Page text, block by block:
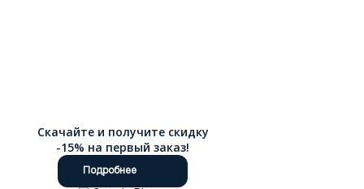
Скачайте и получите скидку
-15% на первый заказ!
Подробнее